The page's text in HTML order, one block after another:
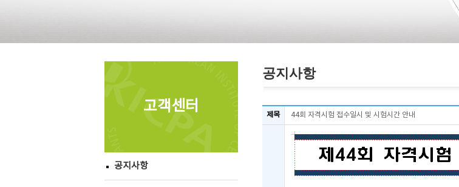
고객센터
공지사항
공지사항
제목 44회 자격시험 접수일시 및 시험시간 안내